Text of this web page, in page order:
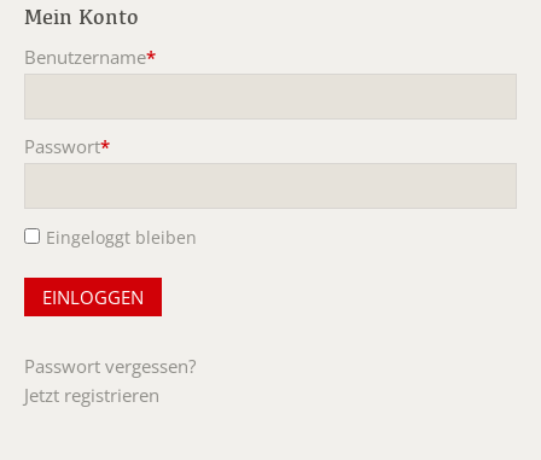
Mein Konto
Benutzername*
Passwort*
Eingeloggt bleiben
Passwort vergessen?
Jetzt registrieren